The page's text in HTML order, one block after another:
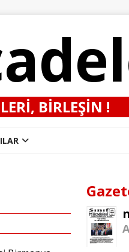
BIRLEŞIN !